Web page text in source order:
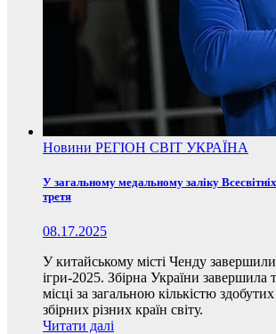
Новини РЕГІОН СВІТ УКРАЇНА
У загальному медальному заліку
третя
08.17.2025
У китайському місті Ченду
ігри-2025. Збірна України завершила
місці за загальною кількістю
збірних різних країн світу.
Читати далі